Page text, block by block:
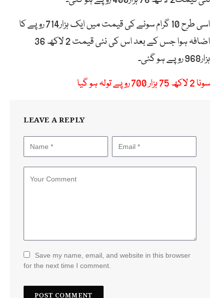
اسی طرح 10 گرام سونے کی قیمت میں ایک ہزار714 روپے کا
اضافہ ہوا جس کے بعد اس کی نئی قیمت 2 لاکھ 36
ہزار968 روپے ہو گئی۔
سونا 2 لاکھ 75 ہزار 700 روپے تولہ ہو گیا
LEAVE A REPLY
Save my name, email, and website in this browser
for the next time I comment.